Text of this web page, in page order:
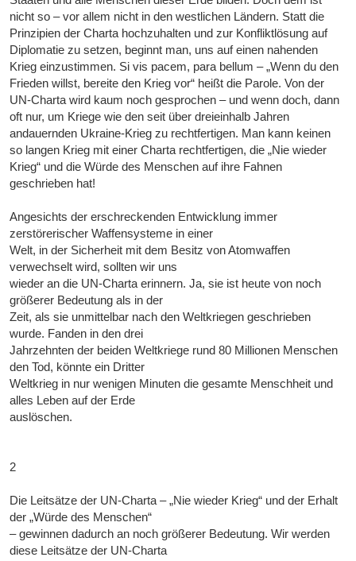
nicht so – vor allem nicht in den westlichen Ländern. Statt die
Prinzipien der Charta hochzuhalten und zur Konfliktlösung auf
Diplomatie zu setzen, beginnt man, uns auf einen nahenden
Krieg einzustimmen. Si vis pacem, para bellum – „Wenn du den
Frieden willst, bereite den Krieg vor“ heißt die Parole. Von der
UN-Charta wird kaum noch gesprochen – und wenn doch, dann
oft nur, um Kriege wie den seit über dreieinhalb Jahren
andauernden Ukraine-Krieg zu rechtfertigen. Man kann keinen
so langen Krieg mit einer Charta rechtfertigen, die „Nie wieder
Krieg“ und die Würde des Menschen auf ihre Fahnen
geschrieben hat!
Angesichts der erschreckenden Entwicklung immer
zerstörerischer Waffensysteme in einer
Welt, in der Sicherheit mit dem Besitz von Atomwaffen
verwechselt wird, sollten wir uns
wieder an die UN-Charta erinnern. Ja, sie ist heute von noch
größerer Bedeutung als in der
Zeit, als sie unmittelbar nach den Weltkriegen geschrieben
wurde. Fanden in den drei
Jahrzehnten der beiden Weltkriege rund 80 Millionen Menschen
den Tod, könnte ein Dritter
Weltkrieg in nur wenigen Minuten die gesamte Menschheit und
alles Leben auf der Erde
auslöschen.
2
Die Leitsätze der UN-Charta – „Nie wieder Krieg“ und der Erhalt
der „Würde des Menschen“
– gewinnen dadurch an noch größerer Bedeutung. Wir werden
diese Leitsätze der UN-Charta